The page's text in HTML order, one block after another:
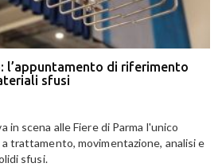
l’appuntamento di riferimento
sfusi
in scena alle Fiere di Parma l'unico
trattamento, movimentazione, analisi e
sfusi.